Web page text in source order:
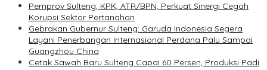
Pemprov Sulteng, KPK, ATR/BPN, Perkuat Sinergi Cegah
Korupsi Sektor Pertanahan
Gebrakan Gubernur Sulteng: Garuda Indonesia Segera
Layani Penerbangan Internasional Perdana Palu Sampai
Guangzhou China
Cetak Sawah Baru Sulteng Capai 60 Persen, Produksi Padi